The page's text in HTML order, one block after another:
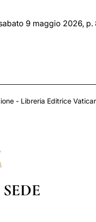
9 maggio 2026, p.
- Libreria Editrice